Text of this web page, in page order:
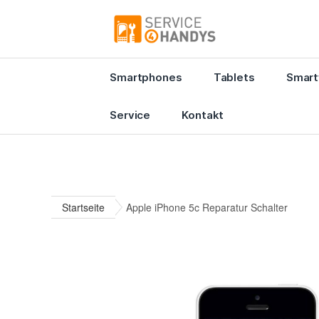
Smartphones Tablets
Service Kontakt
Startseite Apple iPhone 5c Reparatur Schalter